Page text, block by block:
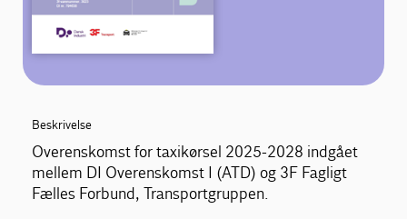
Beskrivelse
Overenskomst for taxikørsel 2025-2028 indgået
mellem DI Overenskomst I (ATD) og 3F Fagligt
Fælles Forbund, Transportgruppen.